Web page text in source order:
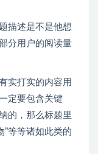
描述是不是他想
分用户的阅读量
实打实的内容用
定要包含关键
的，那么标题里
”等等诸如此类的